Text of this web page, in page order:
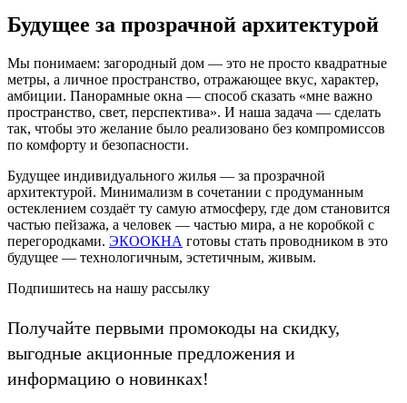
Будущее за прозрачной архитектурой
Мы понимаем: загородный дом — это не просто квадратные
метры, а личное пространство, отражающее вкус, характер,
амбиции. Панорамные окна — способ сказать «мне важно
пространство, свет, перспектива». И наша задача — сделать
так, чтобы это желание было реализовано без компромиссов
по комфорту и безопасности.
Будущее индивидуального жилья — за прозрачной
архитектурой. Минимализм в сочетании с продуманным
остеклением создаёт ту самую атмосферу, где дом становится
частью пейзажа, а человек — частью мира, а не коробкой с
перегородками. ЭКООКНА готовы стать проводником в это
будущее — технологичным, эстетичным, живым.
Подпишитесь на нашу рассылку
Получайте первыми промокоды на скидку,
выгодные акционные предложения и
информацию о новинках!